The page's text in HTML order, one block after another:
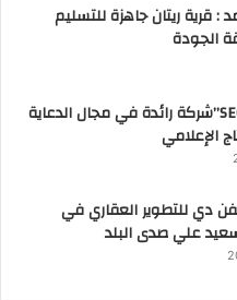
: قرية ريتان جاهزة للتسليم
الجودة
“SEO Advertising”شركة رائدة في مجال الدعاية
الإعلامي
دي للتطوير العقاري في
علي صدى البلد